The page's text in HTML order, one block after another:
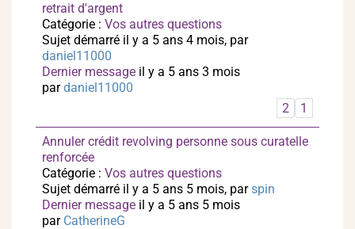
retrait d'argent
Catégorie : Vos autres questions
Sujet démarré il y a 5 ans 4 mois, par
daniel11000
Dernier message il y a 5 ans 3 mois
pardaniel11000
1
2
Annuler crédit revolving personne sous curatelle
renforcée
Catégorie : Vos autres questions
Sujet démarré il y a 5 ans 5 mois, parspin
Dernier message il y a 5 ans 5 mois
par CatherineG